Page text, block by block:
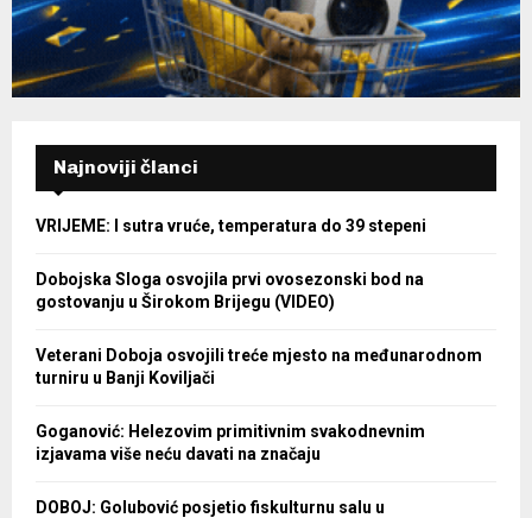
Najnoviji članci
VRIJEME: I sutra vruće, temperatura do 39 stepeni
Dobojska Sloga osvojila prvi ovosezonski bod na
gostovanju u Širokom Brijegu (VIDEO)
Veterani Doboja osvojili treće mjesto na međunarodnom
turniru u Banji Koviljači
Goganović: Helezovim primitivnim svakodnevnim
izjavama više neću davati na značaju
DOBOJ: Golubović posjetio fiskulturnu salu u